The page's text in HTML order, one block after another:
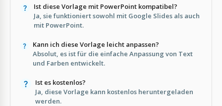
Ist diese Vorlage mit PowerPoint kompatibel?
Ja, sie funktioniert sowohl mit Google Slides als auch
mit PowerPoint.
Kann ich diese Vorlage leicht anpassen?
Absolut, es ist für die einfache Anpassung von Text
und Farben entwickelt.
Ist es kostenlos?
Ja, diese Vorlage kann kostenlos heruntergeladen
werden.